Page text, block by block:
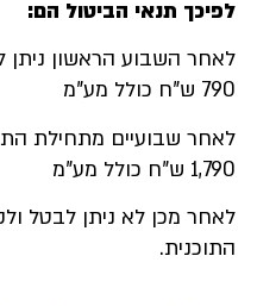
תנאי הביטול הם:
השבוע הראשון ניתן
שבועיים מתחילת
מכן לא ניתן לבטל ולקבל